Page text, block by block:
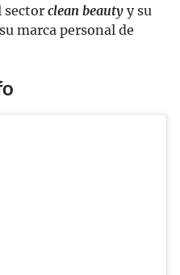
sector clean beauty y su
marca personal de